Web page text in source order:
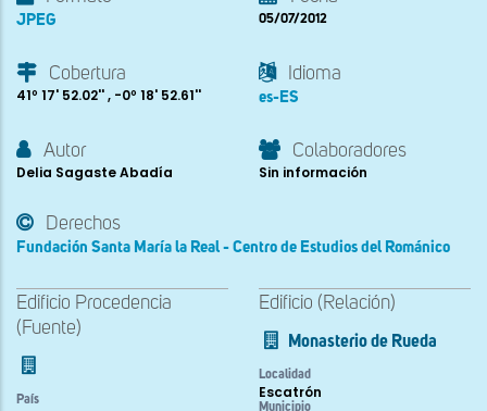
JPEG 05/07/2012
Cobertura
41º 17' 52.02'' , -0º 18' 52.61''
Idioma
es-ES
Autor
Delia Sagaste Abadía
Colaboradores
Sin información
Derechos
Fundación Santa María la Real - Centro de Estudios del Románico
Edificio Procedencia
(Fuente)
País
Edificio (Relación)
Monasterio de Rueda
Localidad
Escatrón
Municipio